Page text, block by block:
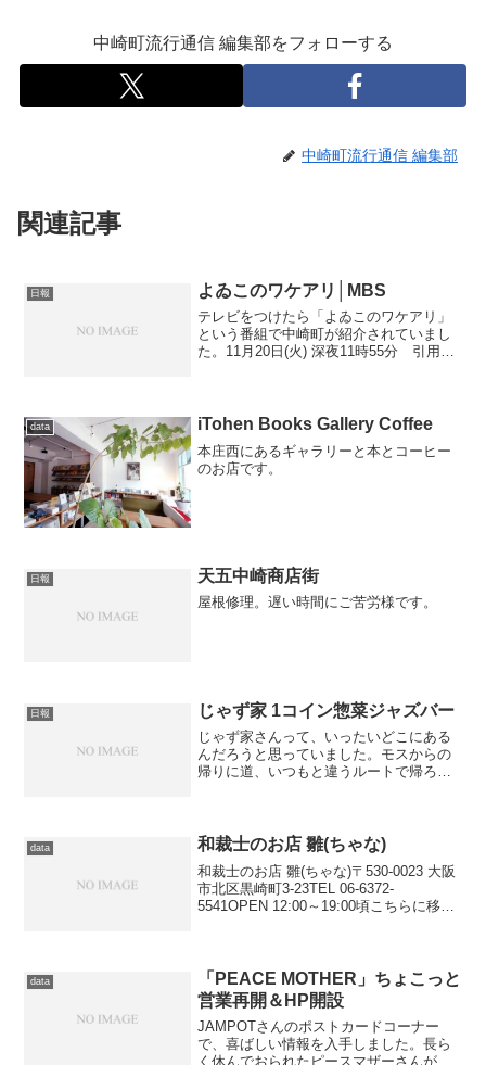
中崎町流行通信 編集部をフォローする
中崎町流行通信 編集部
関連記事
日報 よゐこのワケアリ│MBS
テレビをつけたら「よゐこのワケアリ」
という番組で中崎町が紹介されていまし
た。11月20日(火) 深夜11時55分 引用今
は「久しぶり...
data iTohen Books Gallery Coffee
本庄西にあるギャラリーと本とコーヒー
のお店です。
日報 天五中崎商店街
屋根修理。遅い時間にご苦労様です。
日報 じゃず家 1コイン惣菜ジャズバー
じゃず家さんって、いったいどこにある
んだろうと思っていました。モスからの
帰りに道、いつもと違うルートで帰ろう
区山崎町1-1906-6...
data 和裁士のお店 雛(ちゃな)
和裁士のお店 雛(ちゃな)〒530-0023 大阪
市北区黒崎町3-23TEL 06-6372-
5541OPEN 12:00～19:00頃こちらに移転
data
「PEACE MOTHER」ちょこっと
営業再開＆HP開設
JAMPOTさんのポストカードコーナー
で、喜ばしい情報を入手しました。長ら
く休んでおられたピースマザーさんが、